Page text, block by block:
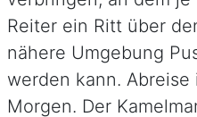
Reiter ein Ritt über
nähere Umgebung
werden kann.
Morgen. Der